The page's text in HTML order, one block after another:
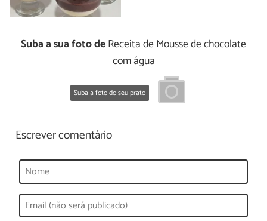
Suba a sua foto deReceita de Mousse de chocolate
com água
Suba a foto do seu prato
Escrever comentário